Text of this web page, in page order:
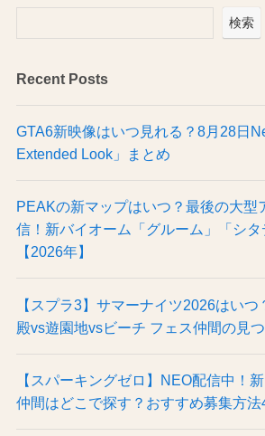
検索
Recent Posts
GTA6新映像はいつ見れる？8月28日
Extended Look」まとめ
PEAKの新マップはいつ？最後の大型
信！新バイオーム「グルーム」「シ
【2026年】
【スプラ3】サマーナイツ2026はい
殿vs遊園地vsビーチ フェス仲間の見
【スパーキングゼロ】NEO配信中！
仲間はどこで探す？おすすめ募集方法